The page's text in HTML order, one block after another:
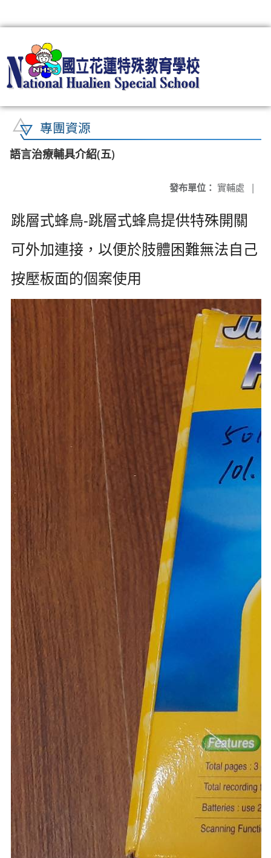
專團資源
語言治療輔具介紹(五)
發布單位： 實輔處 |
跳層式蜂鳥-跳層式蜂鳥提供特殊開關
可外加連接，以便於肢體困難無法自己
按壓板面的個案使用